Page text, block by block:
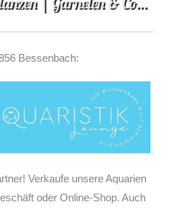
Bessenbach:
Verkaufe unsere Aquarien
oder Online-Shop. Auch